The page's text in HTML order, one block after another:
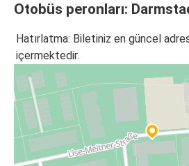
Otobüs peronları:
Hatırlatma: Biletiniz en güncel
içermektedir.